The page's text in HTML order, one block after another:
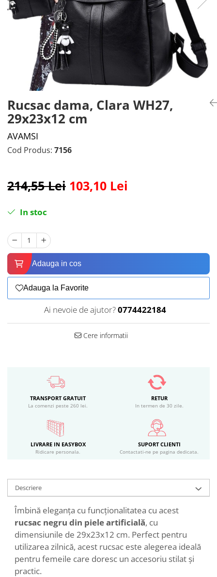
Rucsac dama, Clara WH27,
29x23x12 cm
AVAMSI
Cod Produs: 7156
214,55 Lei 103,10 Lei
In stoc
Adauga in cos
Adauga la Favorite
Ai nevoie de ajutor?0774422184
Cere informatii
TRANSPORT GRATUIT
La comenzi peste 260 lei.
RETUR
In termen de 30 zile.
LIVRARE IN EASYBOX
Ridicare personala.
SUPORT CLIENTI
Contactati-ne pe pagina dedicata.
Descriere
Îmbină eleganța cu funcționalitatea cu acest
rucsac negru din piele artificială, cu
dimensiunile de 29x23x12 cm. Perfect pentru
utilizarea zilnică, acest rucsac este alegerea ideală
pentru femeile care doresc un accesoriu stilat și
practic.